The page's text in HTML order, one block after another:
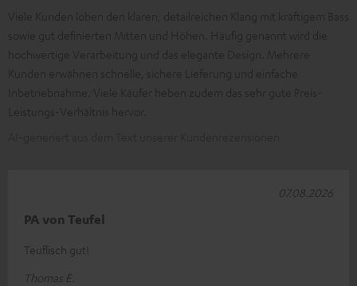
PA von Teufel
Teuflisch gut!
Thomas E.
07.08.2026